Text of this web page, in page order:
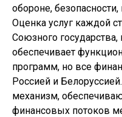
обороне,
Оценка услуг каждой
Союзного
обеспечивает
программ, но все
Россией и
механизм,
финансовых потоков